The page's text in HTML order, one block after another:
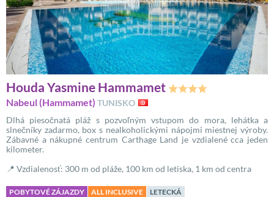
Houda Yasmine Hammamet
Nabeul (Hammamet) TUNISKO
Dlhá piesočnatá pláž s pozvoľným vstupom do mora, lehátka a
slnečníky zadarmo, box s nealkoholickými nápojmi miestnej výroby.
Zábavné a nákupné centrum Carthage Land je vzdialené cca jeden
kilometer.
📍 Vzdialenosť: 300 m od pláže, 100 km od letiska, 1 km od centra
POBYTOVÉ ZÁJAZDY ALL INCLUSIVE LETECKÁ